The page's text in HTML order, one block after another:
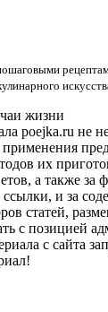
жизни
poejka.ru не
применения
их
а также за
ссылки, и за
статей,
с позицией
с сайта